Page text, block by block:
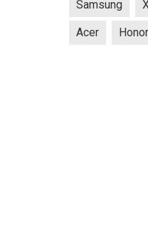
Samsung
Acer Honor